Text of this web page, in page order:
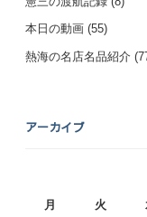
本日の動画 (55)
熱海の名店名品紹介
アーカイブ
月 火